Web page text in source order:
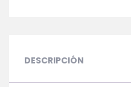
Astillas
cantidad
DESCRIPCIÓN